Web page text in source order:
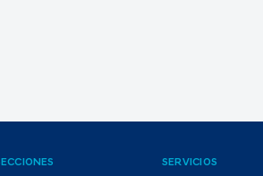
SERVICIOS